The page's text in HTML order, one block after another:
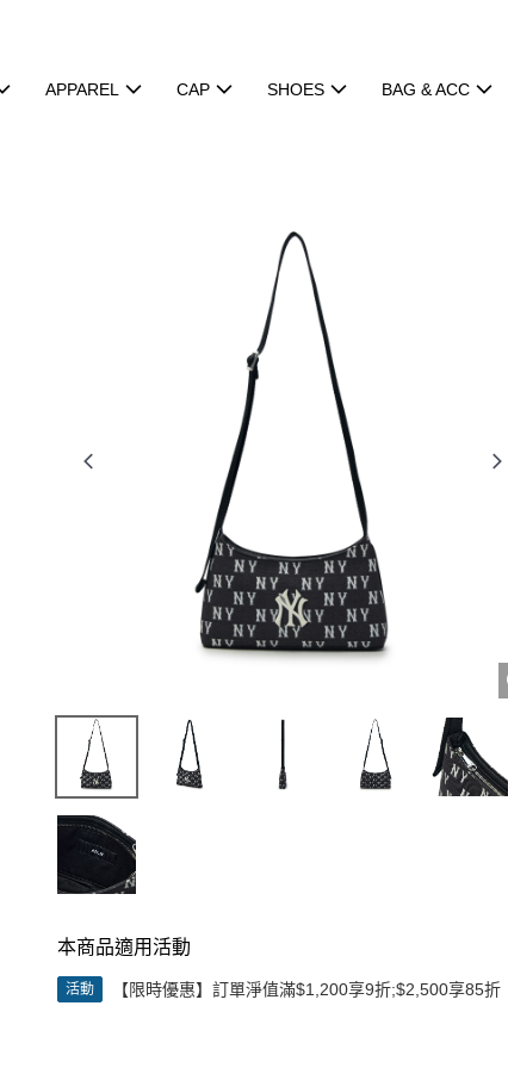
APPAREL CAP SHOES BAG & ACC
本商品適用活動
活動 【限時優惠】訂單淨值滿$1,200享9折;$2,500享85折